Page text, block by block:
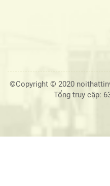
©Copyright © 2020
Tổng truy cập: